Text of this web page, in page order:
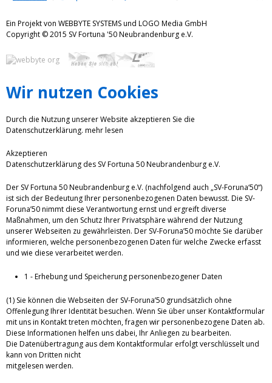
Ein Projekt von WEBBYTE SYSTEMS und LOGO Media GmbH
Copyright © 2015 SV Fortuna '50 Neubrandenburg e.V.
Wir nutzen Cookies
Durch die Nutzung unserer Website akzeptieren Sie die
Datenschutzerklärung. mehr lesen
Akzeptieren
Datenschutzerklärung des SV Fortuna 50 Neubrandenburg e.V.
Der SV Fortuna 50 Neubrandenburg e.V. (nachfolgend auch „SV-Foruna‘50“)
ist sich der Bedeutung Ihrer personenbezogenen Daten bewusst. Die SV-
Foruna’50 nimmt diese Verantwortung ernst und ergreift diverse
Maßnahmen, um den Schutz Ihrer Privatsphäre während der Nutzung
unserer Webseiten zu gewährleisten. Der SV-Foruna’50 möchte Sie darüber
informieren, welche personenbezogenen Daten für welche Zwecke erfasst
und wie diese verarbeitet werden.
1 - Erhebung und Speicherung personenbezogener Daten
(1) Sie können die Webseiten der SV-Foruna’50 grundsätzlich ohne
Offenlegung Ihrer Identität besuchen. Wenn Sie über unser Kontaktformular
mit uns in Kontakt treten möchten, fragen wir personenbezogene Daten ab.
Diese Informationen helfen uns dabei, Ihr Anliegen zu bearbeiten.
Die Datenübertragung aus dem Kontaktformular erfolgt verschlüsselt und
kann von Dritten nicht
mitgelesen werden.